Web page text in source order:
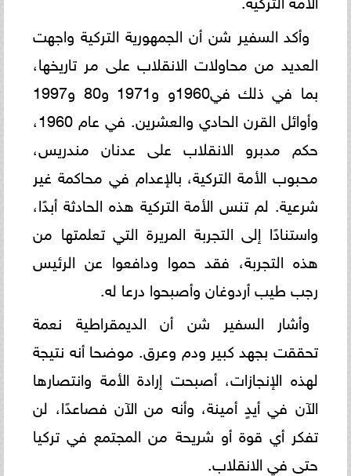
وأكد السفير شن أن الجمهورية التركية واجهت
العديد من محاولات الانقلاب على مر تاريخها،
بما في ذلك في1960و و1971 و80 و1997
وأوائل القرن الحادي والعشرين. في عام 1960،
حكم مدبرو الانقلاب على عدنان مندريس،
محبوب الأمة التركية، بالإعدام في محاكمة غير
شرعية. لم تنس الأمة التركية هذه الحادثة أبدًا،
واستنادًا إلى التجربة المريرة التي تعلمتها من
هذه التجربة، فقد حموا ودافعوا عن الرئيس
رجب طيب أردوغان وأصبحوا درعا له.
وأشار السفير شن أن الديمقراطية نعمة
تحققت بجهد كبير ودم وعرق. موضحا أنه نتيجة
لهذه الإنجازات، أصبحت إرادة الأمة وانتصارها
الآن في أيدٍ أمينة، وأنه من الآن فصاعدًا، لن
تفكر أي قوة أو شريحة من المجتمع في تركيا
حتى في الانقلاب.